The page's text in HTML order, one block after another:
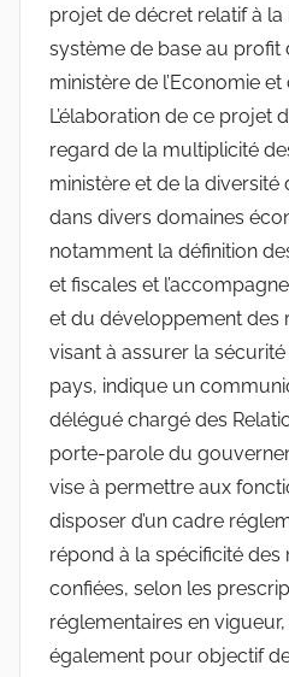
projet de décret relatif à la
système de base au profit
ministère de l’Economie et
L’élaboration de ce projet
regard de la multiplicité
ministère et de la diversité
dans divers domaines
notamment la définition
et fiscales et
et du développement des
visant à assurer la
pays, indique un
délégué chargé des
porte-parole du
vise à permettre aux
disposer d’un cadre
répond à la spécificité
confiées, selon les
réglementaires en
également pour objectif